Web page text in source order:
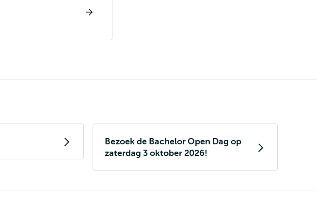
Bezoek de Bachelor Open Dag op
zaterdag 3 oktober 2026!